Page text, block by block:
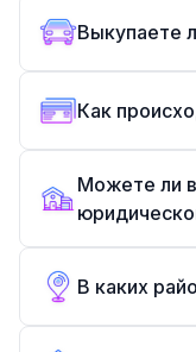
Выкупаете
Как
Можете ли
В каких